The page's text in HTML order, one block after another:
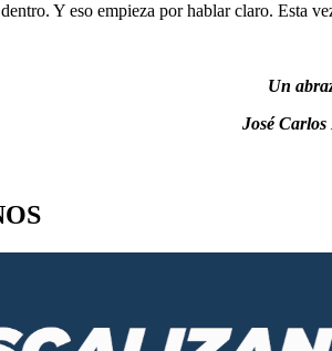
Y eso empieza por hablar claro. Esta
Un
José Carlos